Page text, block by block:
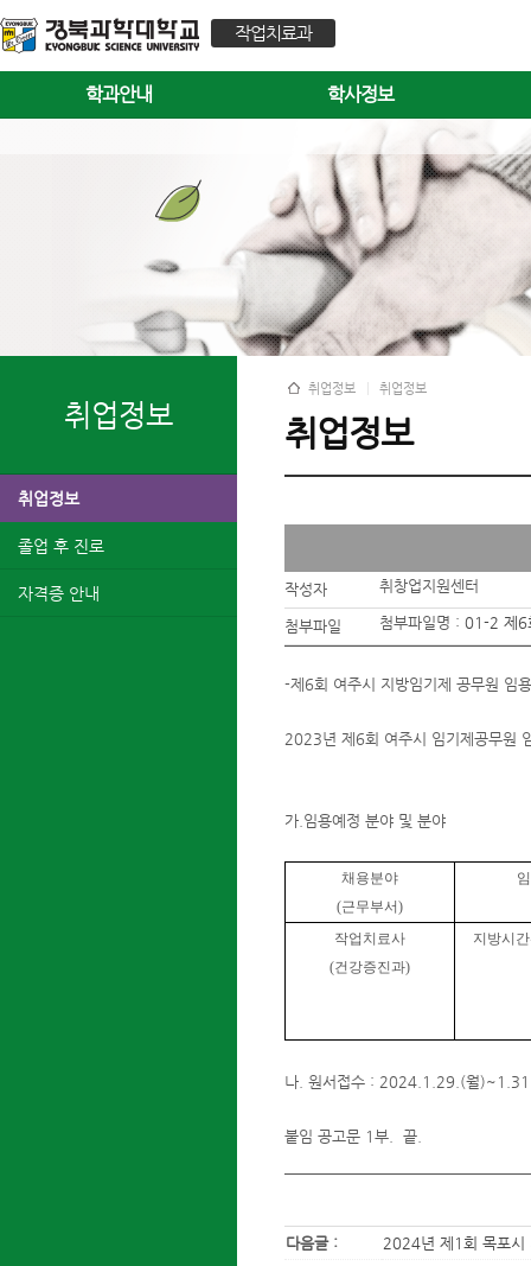
작업치료과
학과안내 학사정보
취업정보
취업정보
졸업 후 진로
자격증 안내
취업정보 취업정보
취업정보
작성자 취창업지원센터
첨부파일 첨부파일명 : 01-2 제6
-제6회 여주시 지방임기제 공무원 임
2023년 제6회 여주시 임기제공무원
가.임용예정 분야 및 분야
채용분야
(근무부서)
작업치료사
(건강증진과)
지방시
나. 원서접수 : 2024.1.29.(월
붙임 공고문 1부. 끝.
다음글 :
2024년 제1회 목포시